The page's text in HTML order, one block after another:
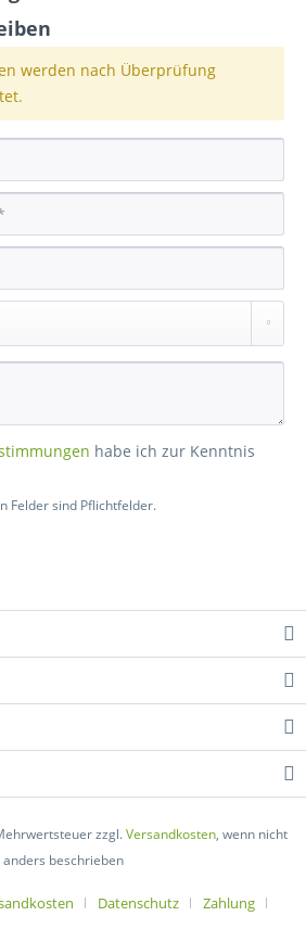
werden nach Überprüfung
habe ich zur Kenntnis
Felder sind Pflichtfelder.
zzgl.Versandkosten, wenn nicht
anders beschrieben
Datenschutz Zahlung